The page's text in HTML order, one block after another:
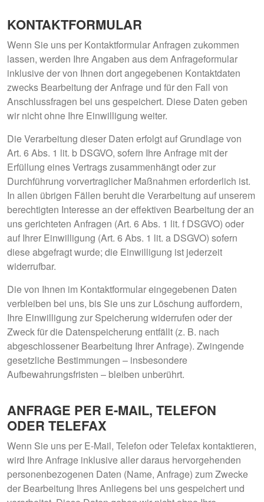
KONTAKTFORMULAR
Wenn Sie uns per Kontaktformular Anfragen zukommen
lassen, werden Ihre Angaben aus dem Anfrageformular
inklusive der von Ihnen dort angegebenen Kontaktdaten
zwecks Bearbeitung der Anfrage und für den Fall von
Anschlussfragen bei uns gespeichert. Diese Daten geben
wir nicht ohne Ihre Einwilligung weiter.
Die Verarbeitung dieser Daten erfolgt auf Grundlage von
Art. 6 Abs. 1 lit. b DSGVO, sofern Ihre Anfrage mit der
Erfüllung eines Vertrags zusammenhängt oder zur
Durchführung vorvertraglicher Maßnahmen erforderlich ist.
In allen übrigen Fällen beruht die Verarbeitung auf unserem
berechtigten Interesse an der effektiven Bearbeitung der an
uns gerichteten Anfragen (Art. 6 Abs. 1 lit. f DSGVO) oder
auf Ihrer Einwilligung (Art. 6 Abs. 1 lit. a DSGVO) sofern
diese abgefragt wurde; die Einwilligung ist jederzeit
widerrufbar.
Die von Ihnen im Kontaktformular eingegebenen Daten
verbleiben bei uns, bis Sie uns zur Löschung auffordern,
Ihre Einwilligung zur Speicherung widerrufen oder der
Zweck für die Datenspeicherung entfällt (z. B. nach
abgeschlossener Bearbeitung Ihrer Anfrage). Zwingende
gesetzliche Bestimmungen – insbesondere
Aufbewahrungsfristen – bleiben unberührt.
ANFRAGE PER E-MAIL, TELEFON
ODER TELEFAX
Wenn Sie uns per E-Mail, Telefon oder Telefax kontaktieren,
wird Ihre Anfrage inklusive aller daraus hervorgehenden
personenbezogenen Daten (Name, Anfrage) zum Zwecke
der Bearbeitung Ihres Anliegens bei uns gespeichert und